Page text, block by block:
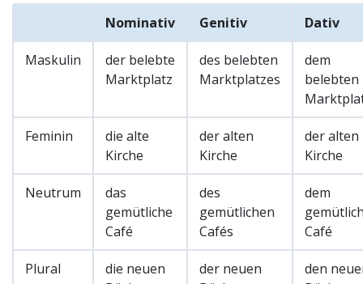
Nominativ Genitiv Dativ
Maskulin
der belebte
Marktplatz
des belebten
Marktplatzes
dem
belebten
Feminin
die alte
Kirche
der alten
Kirche
der alten
Kirche
Neutrum
das
gemütliche
Café
des
gemütlichen
Cafés
dem
Café
Plural
die neuen
der neuen
den